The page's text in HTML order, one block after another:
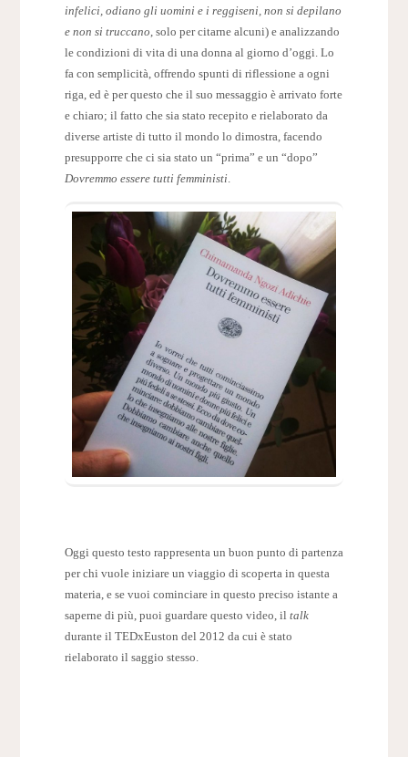
infelici, odiano gli uomini e i reggiseni, non si depilano
e non si truccano, solo per citarne alcuni) e analizzando
le condizioni di vita di una donna al giorno d’oggi. Lo
fa con semplicità, offrendo spunti di riflessione a ogni
riga, ed è per questo che il suo messaggio è arrivato forte
e chiaro; il fatto che sia stato recepito e rielaborato da
diverse artiste di tutto il mondo lo dimostra, facendo
presupporre che ci sia stato un “prima” e un “dopo”
Dovremmo essere tutti femministi.
Oggi questo testo rappresenta un buon punto di partenza
per chi vuole iniziare un viaggio di scoperta in questa
materia, e se vuoi cominciare in questo preciso istante a
saperne di più, puoi guardare questo video, il talk
durante il TEDxEuston del 2012 da cui è stato
rielaborato il saggio stesso.